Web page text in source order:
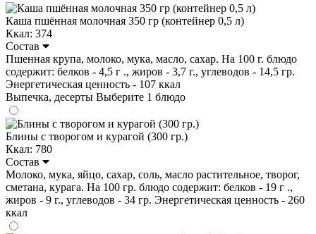
Каша пшённая молочная 350 гр (контейнер 0,5 л)
Ккал: 374
Состав
Пшенная крупа, молоко, мука, масло, сахар. На 100 г. блюдо
содержит: белков - 4,5 г ., жиров - 3,7 г., углеводов - 14,5 гр.
Энергетическая ценность - 107 ккал
Выпечка, десерты Выберите 1 блюдо
Блины с творогом и курагой (300 гр.)
Ккал: 780
Состав
Молоко, мука, яйцо, сахар, соль, масло растительное, творог,
сметана, курага. На 100 гр. блюдо содержит: белков - 19 г .,
жиров - 9 г., углеводов - 34 гр. Энергетическая ценность - 260
ккал